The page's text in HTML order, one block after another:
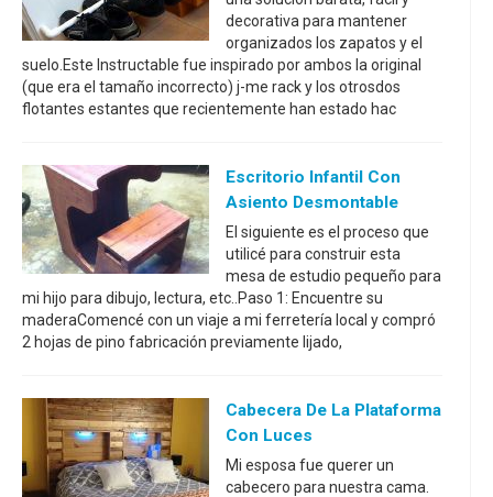
decorativa para mantener
organizados los zapatos y el
suelo.Este Instructable fue inspirado por ambos la original
(que era el tamaño incorrecto) j-me rack y los otrosdos
flotantes estantes que recientemente han estado hac
Escritorio Infantil Con
Asiento Desmontable
El siguiente es el proceso que
utilicé para construir esta
mesa de estudio pequeño para
mi hijo para dibujo, lectura, etc..Paso 1: Encuentre su
maderaComencé con un viaje a mi ferretería local y compró
2 hojas de pino fabricación previamente lijado,
Cabecera De La Plataforma
Con Luces
Mi esposa fue querer un
cabecero para nuestra cama.